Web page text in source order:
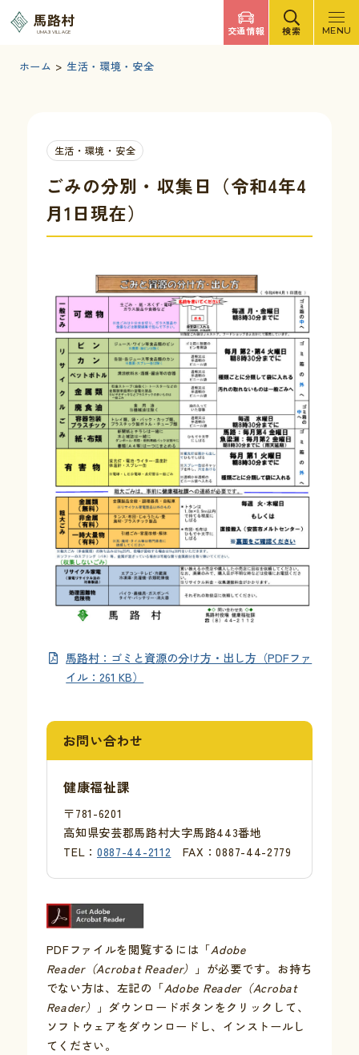
馬路村
UMAJI VILLAGE 交通情報 検索 MENU
ホーム > 生活・環境・安全
生活・環境・安全
ごみの分別・収集日（令和4年4
月1日現在）
馬路村：ゴミと資源の分け方・出し方（PDFファ
イル：261 KB）
お問い合わせ
健康福祉課
〒781-6201
高知県安芸郡馬路村大字馬路443番地
TEL： 0887-44-2112 FAX：0887-44-2779
PDFファイルを閲覧するには「Adobe
Reader（Acrobat Reader） 」が必要です。お持ち
でない方は、左記の「Adobe Reader（Acrobat
Reader） 」ダウンロードボタンをクリックして、
ソフトウェアをダウンロードし、インストールし
てください。
くらしの情報
観光・イベント
移住・定住
ふるさと納税
お問い合わせ
採用情報
交通情報
例規集
文字サイズ 標準